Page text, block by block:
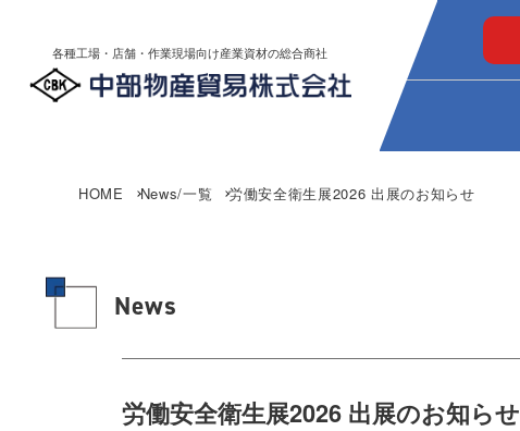
各種工場・店舗・作業現場向け産業資材の総合商社
HOME News/一覧 労働安全衛生展2026 出展のお知らせ
News
労働安全衛生展2026 出展のお知らせ